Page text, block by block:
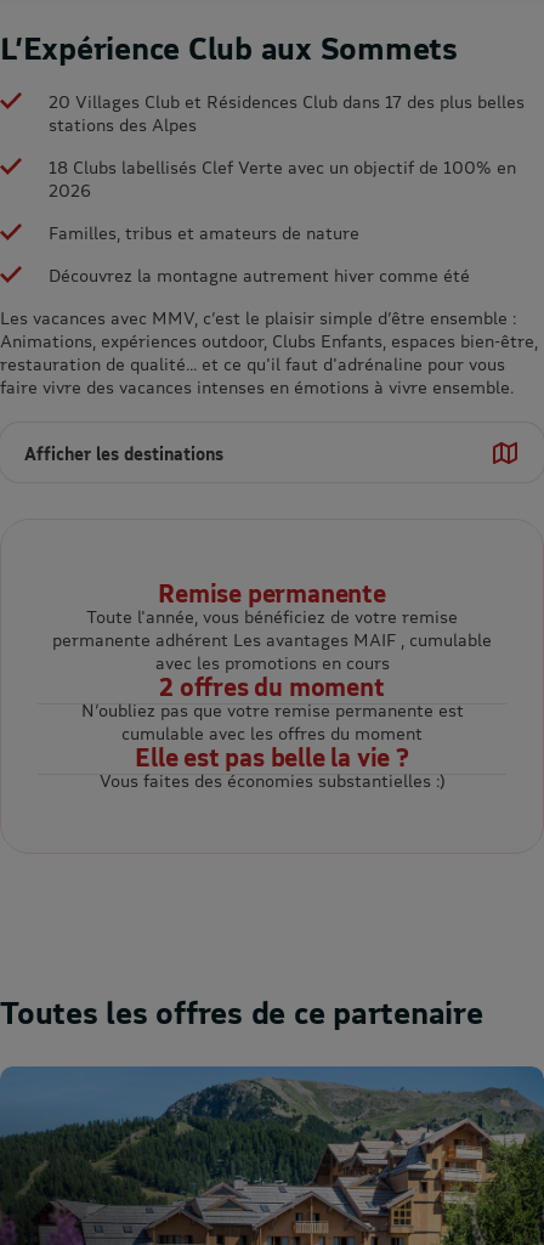
L’Expérience Club aux Sommets
20 Villages Club et Résidences Club dans 17 des plus belles
stations des Alpes
18 Clubs labellisés Clef Verte avec un objectif de 100% en
2026
Familles, tribus et amateurs de nature
Découvrez la montagne autrement hiver comme été
Les vacances avec MMV, c’est le plaisir simple d’être ensemble :
Animations, expériences outdoor, Clubs Enfants, espaces bien-être,
restauration de qualité... et ce qu'il faut d'adrénaline pour vous
faire vivre des vacances intenses en émotions à vivre ensemble.
Afficher les destinations
Remise permanente
Toute l'année, vous bénéficiez de votre remise
permanente adhérent Les avantages MAIF , cumulable
avec les promotions en cours
2 offres du moment
N’oubliez pas que votre remise permanente est
cumulable avec les offres du moment
Elle est pas belle la vie ?
Vous faites des économies substantielles :)
Toutes les offres de ce partenaire